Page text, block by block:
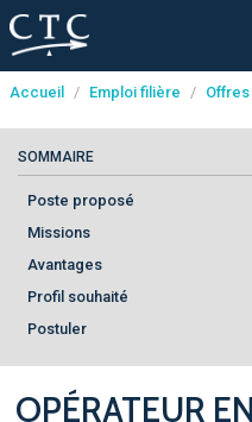
Panneau de gestion des
Accueil / Emploi filière /
SOMMAIRE
Poste proposé
Missions
Avantages
Profil souhaité
Postuler
OPÉRATEUR